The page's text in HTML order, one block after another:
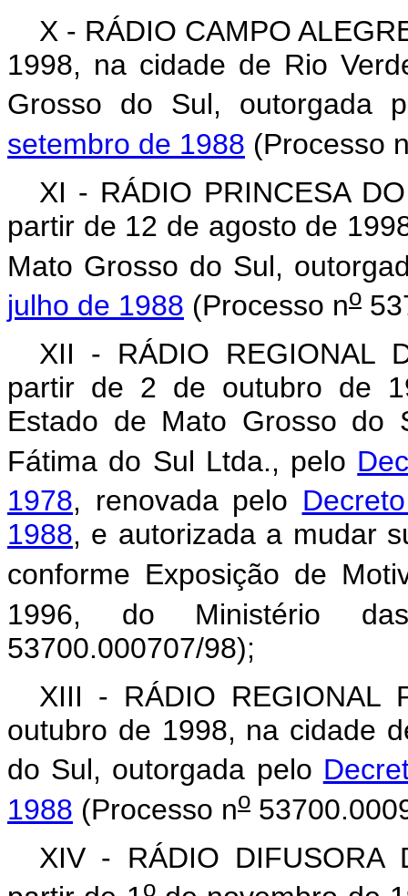
X - RÁDIO CAMPO
1998, na cidade de Rio
Grosso do Sul, outorgada
setembro de 1988 (Processo
XI - RÁDIO PRINCESA
partir de 12 de agosto de
Mato Grosso do Sul,
julho de 1988 (Processo no
XII - RÁDIO REGIONAL
partir de 2 de outubro de
Estado de Mato Grosso do
Fátima do Sul Ltda., pelo
1978, renovada pelo
1988, e autorizada a mudar
conforme Exposição de
1996, do Ministério
53700.000707/98);
XIII - RÁDIO REGIONAL
outubro de 1998, na cidade
do Sul, outorgada pelo
1988 (Processo no
XIV - RÁDIO DIFUSORA
o